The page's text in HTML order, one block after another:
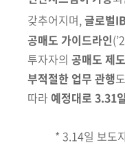
갖추어지며,글로벌
공매도 가이드라인
투자자의 공매도 제
부적절한 업무 관행
따라 예정대로 3.31
* 3.14일 보도